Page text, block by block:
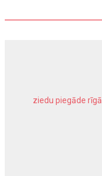
ziedu piegāde rīgā